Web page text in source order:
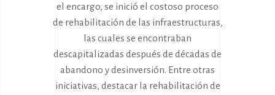
el encargo, se inició el costoso proceso
de rehabilitación de las infraestructuras,
las cuales se encontraban
descapitalizadas después de décadas de
abandono y desinversión. Entre otras
iniciativas, destacar la rehabilitación de